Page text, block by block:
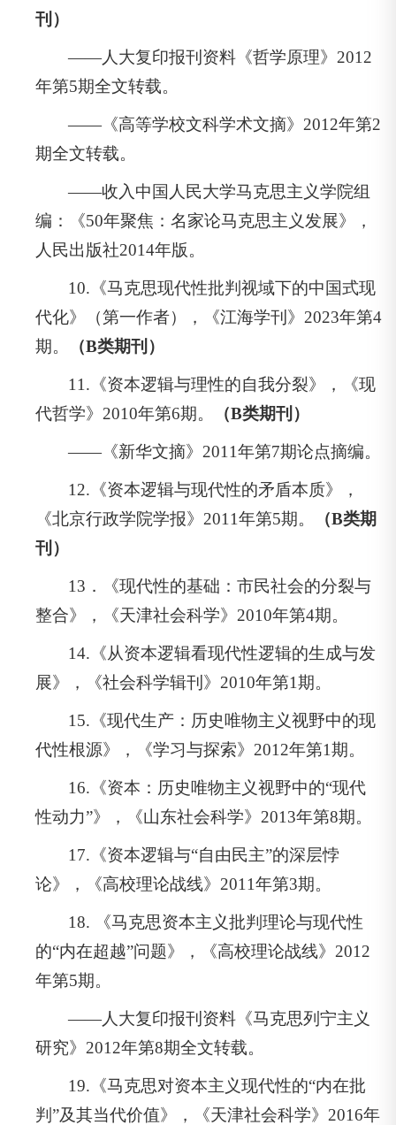
刊）
——人大复印报刊资料《哲学原理》2012
年第5期全文转载。
——《高等学校文科学术文摘》2012年第2
期全文转载。
——收入中国人民大学马克思主义学院组
编：《50年聚焦：名家论马克思主义发展》，
人民出版社2014年版。
10.《马克思现代性批判视域下的中国式现
代化》（第一作者），《江海学刊》2023年第4
期。
（B类期刊）
11.《资本逻辑与理性的自我分裂》，《现
代哲学》2010年第6期。
（B类期刊）
——《新华文摘》2011年第7期论点摘编。
12.《资本逻辑与现代性的矛盾本质》，
《北京行政学院学报》2011年第5期。
（B类期
刊）
13．《现代性的基础：市民社会的分裂与
整合》，《天津社会科学》2010年第4期。
14.《从资本逻辑看现代性逻辑的生成与发
展》，《社会科学辑刊》2010年第1期。
15.《现代生产：历史唯物主义视野中的现
代性根源》，《学习与探索》2012年第1期。
16.《资本：历史唯物主义视野中的“现代
性动力”》，《山东社会科学》2013年第8期。
17.《资本逻辑与“自由民主”的深层悖
论》，《高校理论战线》2011年第3期。
18. 《马克思资本主义批判理论与现代性
的“内在超越”问题》，《高校理论战线》2012
年第5期。
——人大复印报刊资料《马克思列宁主义
研究》2012年第8期全文转载。
19.《马克思对资本主义现代性的“内在批
判”及其当代价值》，《天津社会科学》2016年